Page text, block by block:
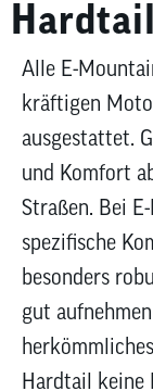
Hardtail
Alle E-
kräftigen
ausgestattet.
und Komfort
Straßen. Bei
spezifische
besonders
gut
Hardtail keine